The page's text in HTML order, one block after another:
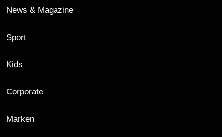
News & Magazine
Sport
Kids
Corporate
Marken